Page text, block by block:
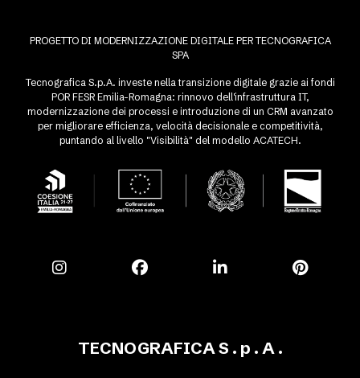
PROGETTO DI MODERNIZZAZIONE DIGITALE PER TECNOGRAFICA
SPA
Tecnografica S.p.A. investe nella transizione digitale grazie ai fondi
POR FESR Emilia-Romagna: rinnovo dell'infrastruttura IT,
modernizzazione dei processi e introduzione di un CRM avanzato
per migliorare efficienza, velocità decisionale e competitività,
puntando al livello "Visibilità" del modello ACATECH.
TECNOGRAFICA S . p . A .